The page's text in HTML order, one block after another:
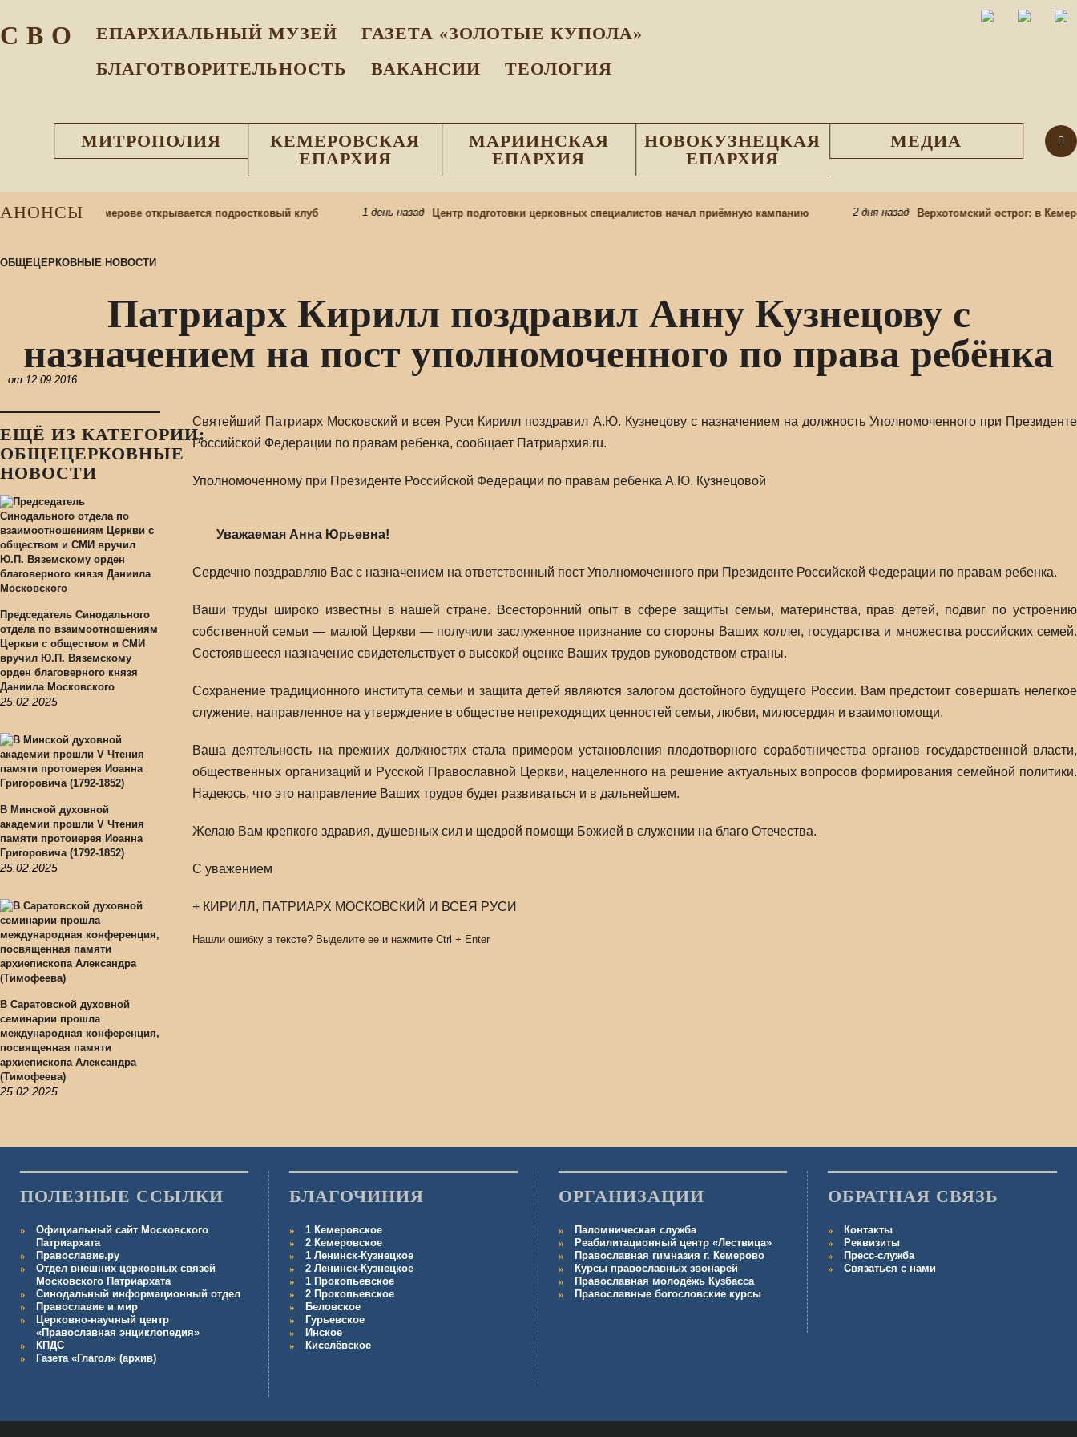
С В О ЕПАРХИАЛЬНЫЙ МУЗEЙ
ГАЗЕТА «ЗОЛОТЫЕ КУПОЛА»
БЛАГОТВОРИТЕЛЬНОСТЬ
ВАКАНСИИ ТЕОЛОГИЯ
МИТРОПОЛИЯ
КЕМЕРОВСКАЯ
ЕПАРХИЯ
МАРИИНСКАЯ
ЕПАРХИЯ
НОВОКУЗНЕЦКАЯ
ЕПАРХИЯ
МЕДИА
АНОНСЫ
Матери в Кемерове открывается подростковый клуб 1 день назад Центр подготовки церковных специалистов начал приёмную кампанию 2 дня назад Верхотомский острог: в
ОБЩЕЦЕРКОВНЫЕ НОВОСТИ
Патриарх Кирилл поздравил Анну Кузнецову с
назначением на пост уполномоченного по права ребёнка
от 12.09.2016
ЕЩЁ ИЗ КАТЕГОРИИ:
ОБЩЕЦЕРКОВНЫЕ
НОВОСТИ
Председатель Синодального
отдела по взаимоотношениям
Церкви с обществом и СМИ
вручил Ю.П. Вяземскому
орден благоверного князя
Даниила Московского
25.02.2025
В Минской духовной
академии прошли V Чтения
памяти протоиерея Иоанна
Григоровича (1792-1852)
25.02.2025
В Саратовской духовной
семинарии прошла
международная конференция,
посвященная памяти
архиепископа Александра
(Тимофеева)
25.02.2025
Святейший Патриарх Московский и всея Руси Кирилл поздравил А.Ю. Кузнецову с назначением на должность Уполномоченного при Президенте
Российской Федерации по правам ребенка, сообщает Патриархия.ru.
Уполномоченному при Президенте Российской Федерации по правам ребенка А.Ю. Кузнецовой
Уважаемая Анна Юрьевна!
Сердечно поздравляю Вас с назначением на ответственный пост Уполномоченного при Президенте Российской Федерации по правам ребенка.
Ваши труды широко известны в нашей стране. Всесторонний опыт в сфере защиты семьи, материнства, прав детей, подвиг по устроению
собственной семьи — малой Церкви — получили заслуженное признание со стороны Ваших коллег, государства и множества российских семей.
Состоявшееся назначение свидетельствует о высокой оценке Ваших трудов руководством страны.
Сохранение традиционного института семьи и защита детей являются залогом достойного будущего России. Вам предстоит совершать нелегкое
служение, направленное на утверждение в обществе непреходящих ценностей семьи, любви, милосердия и взаимопомощи.
Ваша деятельность на прежних должностях стала примером установления плодотворного соработничества органов государственной власти,
общественных организаций и Русской Православной Церкви, нацеленного на решение актуальных вопросов формирования семейной политики.
Надеюсь, что это направление Ваших трудов будет развиваться и в дальнейшем.
Желаю Вам крепкого здравия, душевных сил и щедрой помощи Божией в служении на благо Отечества.
С уважением
+ КИРИЛЛ, ПАТРИАРХ МОСКОВСКИЙ И ВСЕЯ РУСИ
Нашли ошибку в тексте? Выделите ее и нажмите Ctrl + Enter
ПОЛЕЗНЫЕ ССЫЛКИ
Официальный сайт Московского
Патриархата
Православие.ру
Отдел внешних церковных связей
Московского Патриархата
Синодальный информационный отдел
Православие и мир
Церковно-научный центр
«Православная энциклопедия»
КПДС
Газета «Глагол» (архив)
БЛАГОЧИНИЯ
1 Кемеровское
2 Кемеровское
1 Ленинск-Кузнецкое
2 Ленинск-Кузнецкое
1 Прокопьевское
2 Прокопьевское
Беловское
Гурьевское
Инское
Киселёвское
ОРГАНИЗАЦИИ
Паломническая служба
Реабилитационный центр «Лествица»
Православная гимназия г. Кемерово
Курсы православных звонарей
Православная молодёжь Кузбасса
Православные богословские курсы
ОБРАТНАЯ СВЯЗЬ
Контакты
Реквизиты
Пресс-служба
Связаться с нами